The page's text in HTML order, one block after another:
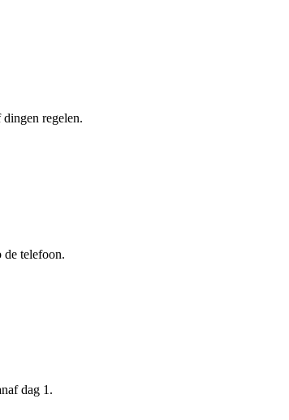
regelen.
de telefoon.
dag 1.